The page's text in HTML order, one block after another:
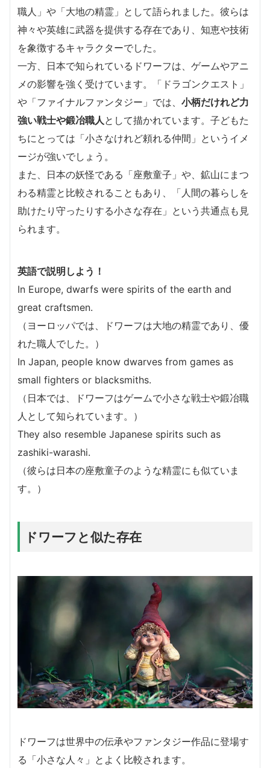
職人」や「大地の精霊」として語られました。彼らは
神々や英雄に武器を提供する存在であり、知恵や技術
を象徴するキャラクターでした。
一方、日本で知られているドワーフは、ゲームやアニ
メの影響を強く受けています。「ドラゴンクエスト」
や「ファイナルファンタジー」では、 小柄だけれど力
強い戦士や鍛冶職人 として描かれています。子どもた
ちにとっては「小さなけれど頼れる仲間」というイメ
ージが強いでしょう。
また、日本の妖怪である「座敷童子」や、鉱山にまつ
わる精霊と比較されることもあり、「人間の暮らしを
助けたり守ったりする小さな存在」という共通点も見
られます。
英語で説明しよう！
In Europe, dwarfs were spirits of the earth and
great craftsmen.
（ヨーロッパでは、ドワーフは大地の精霊であり、優
れた職人でした。）
In Japan, people know dwarves from games as
small fighters or blacksmiths.
（日本では、ドワーフはゲームで小さな戦士や鍛冶職
人として知られています。）
They also resemble Japanese spirits such as
zashiki-warashi.
（彼らは日本の座敷童子のような精霊にも似ていま
す。）
ドワーフと似た存在
ドワーフは世界中の伝承やファンタジー作品に登場す
る「小さな人々」とよく比較されます。